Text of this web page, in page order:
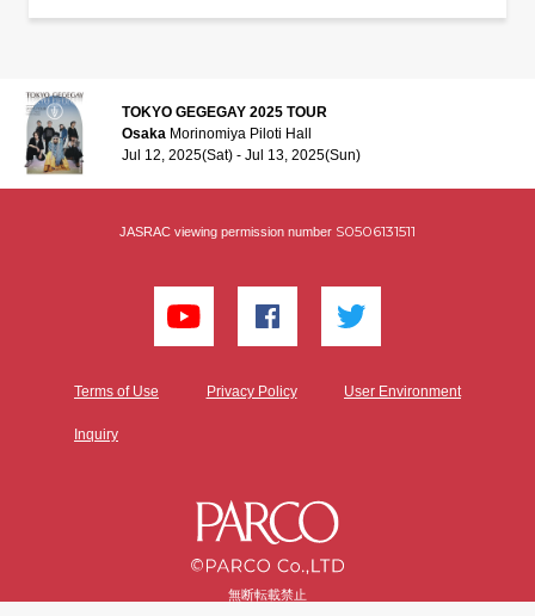
TOKYO GEGEGAY 2025 TOUR
Osaka Morinomiya Piloti Hall
Jul 12, 2025(Sat) - Jul 13, 2025(Sun)
JASRAC viewing permission number S0506131511
Terms of Use Privacy Policy User Environment
Inquiry
無断転載禁止